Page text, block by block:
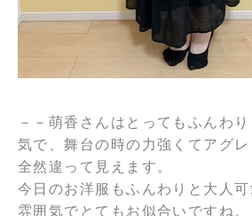
－－萌香さんはとってもふんわ
気で、舞台の時の力強くてアグ
全然違って見えます。
今日のお洋服もふんわりと大人
雰囲気でとてもお似合いですね。